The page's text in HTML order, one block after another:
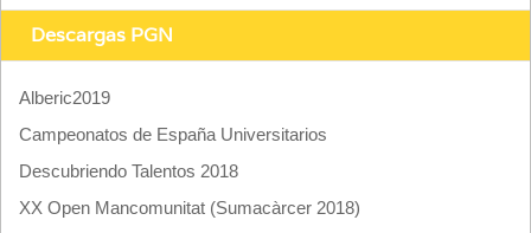
Descargas PGN
Alberic2019
Campeonatos de España Universitarios
Descubriendo Talentos 2018
XX Open Mancomunitat (Sumacàrcer 2018)